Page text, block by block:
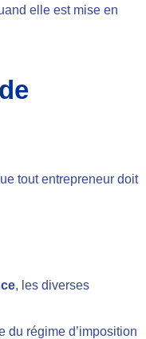
elle est mise en
tout entrepreneur doit
, les diverses
du régime d’imposition